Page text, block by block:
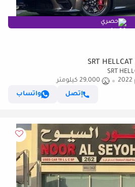
حصري
2022
29,000 كيلومتر
إتصل
واتساب